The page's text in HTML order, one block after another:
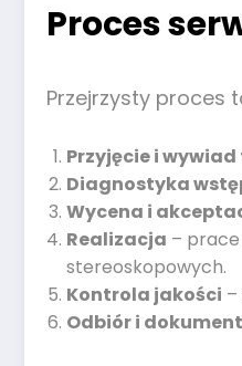
Proces
Przejrzysty proces
Przyjęcie i
Diagnostyka
Wycena i
Realizacja –
stereoskopowych.
Kontrola jakości
Odbiór i